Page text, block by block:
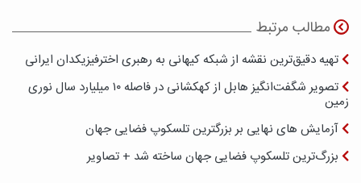
مطالب مرتبط
تهیه دقیق‌ترین نقشه از شبکه کیهانی به رهبری اخترفیزیکدان ایرانی
تصویر شگفت‌انگیز هابل از کهکشانی در فاصله ۱۰ میلیارد سال نوری
زمین
آزمایش های نهایی بر بزرگترین تلسکوپ فضایی جهان
بزرگ‌ترین تلسکوپ فضایی جهان ساخته شد + تصاویر